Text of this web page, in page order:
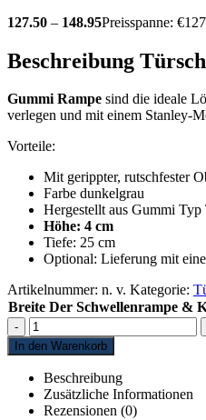
127.50 – 148.95Preisspanne:
Beschreibung
Gummi Rampe sind die ideale
verlegen und mit einem Stanley-
Vorteile:
Mit gerippter, rutschfester
Farbe dunkelgrau
Hergestellt aus Gummi Typ
Höhe: 4 cm
Tiefe: 25 cm
Optional: Lieferung mit
Artikelnummer: n. v. Kategorie:
Breite Der Schwellenrampe &
-
In den Warenkorb
Beschreibung
Zusätzliche Informationen
Rezensionen (0)